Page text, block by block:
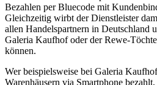
Bezahlen per Bluecode mit
Gleichzeitig wirbt der Dienstleister
allen Handelspartnern in Deutschland
Galeria Kaufhof oder der Rewe-
können.
Wer beispielsweise bei Galeria
Warenhäusern via Smartphone